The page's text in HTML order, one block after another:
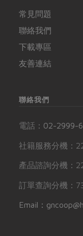
常見問題
聯絡我們
下載專區
友善連結
聯絡我們
電話： 02-2999-
社籍服務分機：
產品諮詢分機：
訂單查詢分機：
Email：